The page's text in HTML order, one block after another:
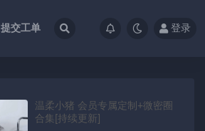
提交工单 登录
温柔小猪 会员专属定制+微密圈
合集[持续更新]